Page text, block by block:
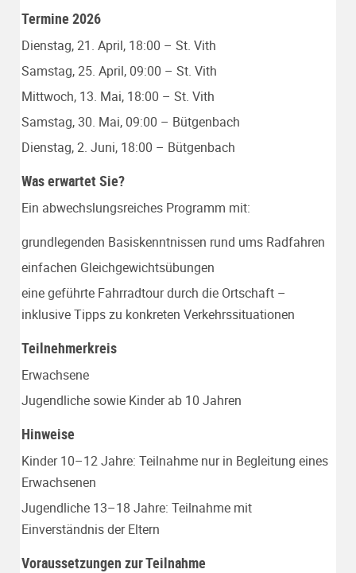
Termine 2026
Dienstag, 21. April, 18:00 – St. Vith
Samstag, 25. April, 09:00 – St. Vith
Mittwoch, 13. Mai, 18:00 – St. Vith
Samstag, 30. Mai, 09:00 – Bütgenbach
Dienstag, 2. Juni, 18:00 – Bütgenbach
Was erwartet Sie?
Ein abwechslungsreiches Programm mit:
grundlegenden Basiskenntnissen rund ums Radfahren
einfachen Gleichgewichtsübungen
eine geführte Fahrradtour durch die Ortschaft –
inklusive Tipps zu konkreten Verkehrssituationen
Teilnehmerkreis
Erwachsene
Jugendliche sowie Kinder ab 10 Jahren
Hinweise
Kinder 10–12 Jahre: Teilnahme nur in Begleitung eines
Erwachsenen
Jugendliche 13–18 Jahre: Teilnahme mit
Einverständnis der Eltern
Voraussetzungen zur Teilnahme